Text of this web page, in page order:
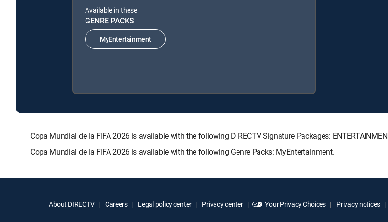
Available in these
GENRE PACKS
MyEntertainment
Copa Mundial de la FIFA 2026 is available with the following DIRECTV Signature Packages:
Copa Mundial de la FIFA 2026 is available with the following Genre Packs: MyEntertainment.
About DIRECTV Careers Legal policy center Privacy center Your Privacy Choices Privacy notices